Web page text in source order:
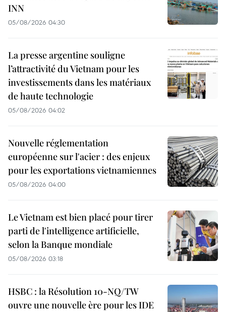
INN
05/08/2026 04:30
La presse argentine souligne
l’attractivité du Vietnam pour les
investissements dans les matériaux
de haute technologie
05/08/2026 04:02
Nouvelle réglementation
européenne sur l'acier : des enjeux
pour les exportations vietnamiennes
05/08/2026 04:00
Le Vietnam est bien placé pour tirer
parti de l'intelligence artificielle,
selon la Banque mondiale
05/08/2026 03:18
HSBC : la Résolution 10-NQ/TW
ouvre une nouvelle ère pour les IDE